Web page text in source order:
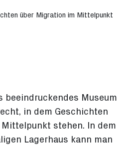
über Migration im Mittelpunkt
beeindruckendes Museum
in dem Geschichten
stehen. In dem
Lagerhaus kann man